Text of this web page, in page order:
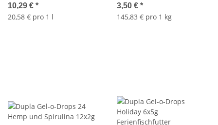
10,29 € *
20,58 € pro 1 l
3,50 € *
145,83 € pro 1 kg